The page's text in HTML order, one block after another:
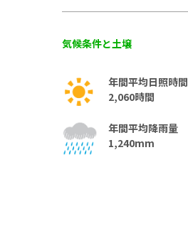
気候条件と土壌
年間平均日照時間
2,060時間
年間平均降雨量
1,240mm